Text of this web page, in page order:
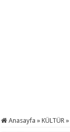
Anasayfa » KÜLTÜR »